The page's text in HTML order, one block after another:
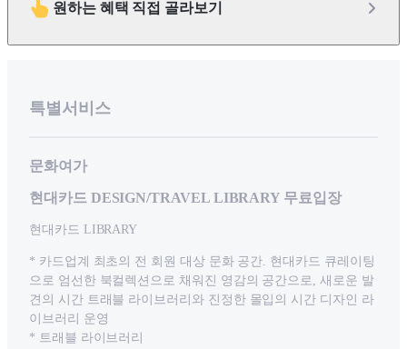
원하는 혜택 직접 골라보기
특별서비스
문화여가
현대카드 DESIGN/TRAVEL LIBRARY 무료입장
현대카드 LIBRARY
* 카드업계 최초의 전 회원 대상 문화 공간. 현대카드 큐레이팅
으로 엄선한 북컬렉션으로 채워진 영감의 공간으로, 새로운 발
견의 시간 트래블 라이브러리와 진정한 몰입의 시간 디자인 라
이브러리 운영
* 트래블 라이브러리